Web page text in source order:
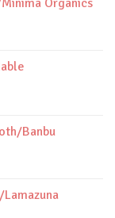
Organics
Banbu